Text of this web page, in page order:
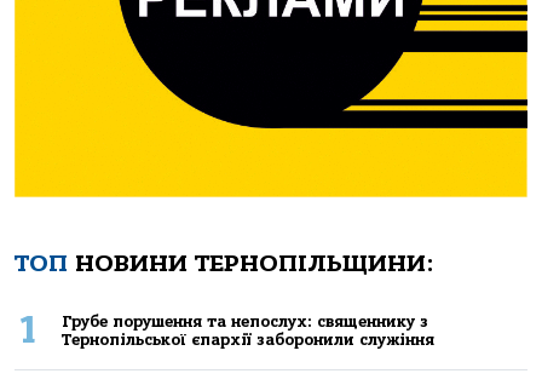
ТОП НОВИНИ ТЕРНОПІЛЬЩИНИ:
1
Грубе порушення та непослух: священнику з
Тернопільської єпархії заборонили служіння